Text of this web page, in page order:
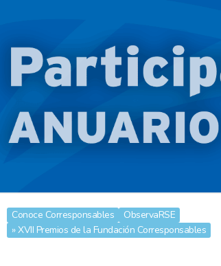
Conoce Corresponsables
ObservaRSE
» XVII Premios de la Fundación Corresponsables